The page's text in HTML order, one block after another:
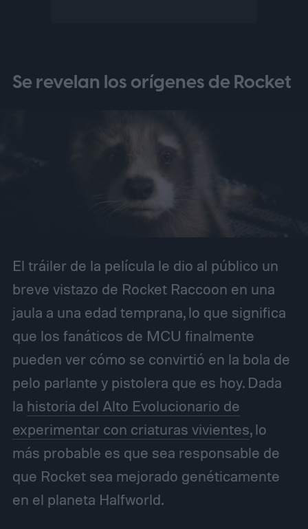
Se revelan los orígenes de Rocket
El tráiler de la película le dio al público un
breve vistazo de Rocket Raccoon en una
jaula a una edad temprana, lo que significa
que los fanáticos de MCU finalmente
pueden ver cómo se convirtió en la bola de
pelo parlante y pistolera que es hoy. Dada
la historia del Alto Evolucionario de
experimentar con criaturas vivientes, lo
más probable es que sea responsable de
que Rocket sea mejorado genéticamente
en el planeta Halfworld.